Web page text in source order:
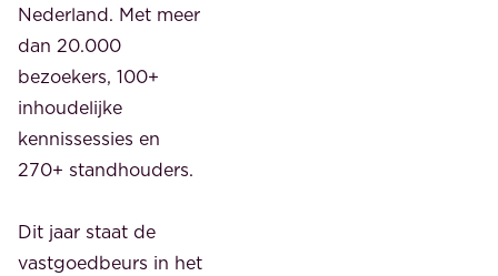
Nederland. Met meer
dan 20.000
bezoekers, 100+
inhoudelijke
kennissessies en
270+ standhouders.
Dit jaar staat de
vastgoedbeurs in het